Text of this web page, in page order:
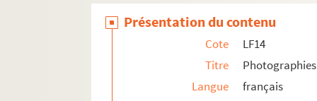
LF14-58. Dessin de Raphaël (Musée
LF14-59. Dessin de Raphaël (Musée
LF14-60. Dessin de Raphaël (Musée
LF14-61. Dessin de Raphaël (Musée
LF14-62. Dessin de Raphaël (Musée
Présentation du contenu
Cote
LF14
Titre
Langue
français